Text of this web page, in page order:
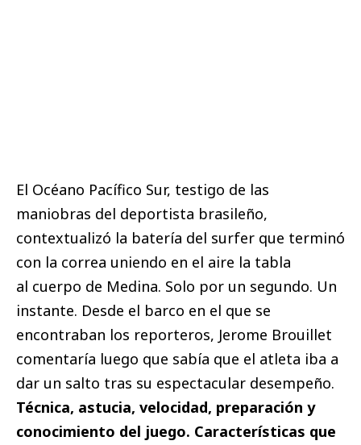
El Océano Pacífico Sur, testigo de las
maniobras del deportista brasileño,
contextualizó la batería del surfer que terminó
con la correa uniendo en el aire la tabla
al cuerpo de Medina. Solo por un segundo. Un
instante. Desde el barco en el que se
encontraban los reporteros, Jerome Brouillet
comentaría luego que sabía que el atleta iba a
dar un salto tras su espectacular desempeño.
Técnica, astucia, velocidad, preparación y
conocimiento del juego. Características que